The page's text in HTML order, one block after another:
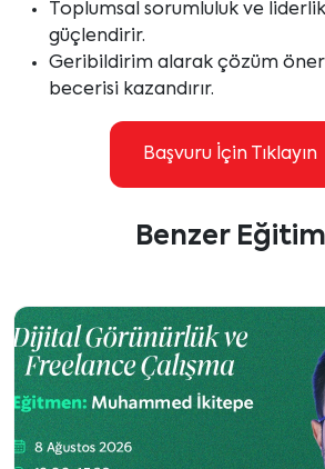
Toplumsal sorumluluk ve
güçlendirir.
Geribildirim alarak çözüm
becerisi kazandırır.
Başvuru İçin Tıklayın
Benzer